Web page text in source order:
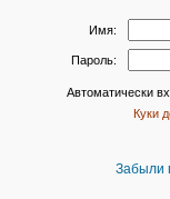
Имя:
Пароль:
Автоматически
Куки
Забыли